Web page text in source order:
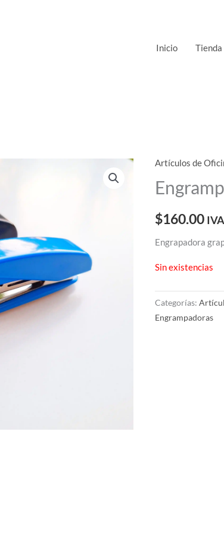
Inicio Tienda
Artículos de
$160.00
Engrapadora
Sin existencias
Categorías:
Engrampadoras